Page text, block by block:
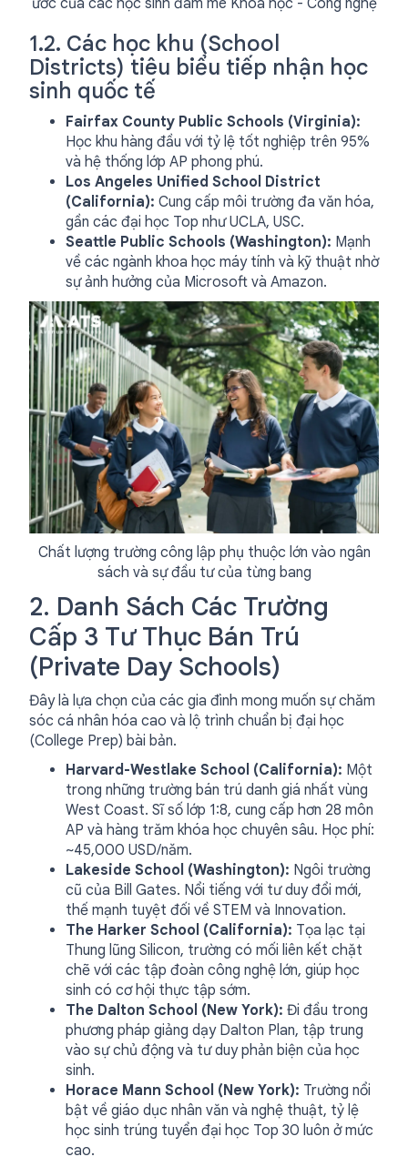
ước của các học sinh đam mê Khoa học - Công nghệ
1.2. Các học khu (School
Districts) tiêu biểu tiếp nhận học
sinh quốc tế
Fairfax County Public Schools (Virginia):
Học khu hàng đầu với tỷ lệ tốt nghiệp trên 95%
và hệ thống lớp AP phong phú.
Los Angeles Unified School District
(California): Cung cấp môi trường đa văn hóa,
gần các đại học Top như UCLA, USC.
Seattle Public Schools (Washington): Mạnh
về các ngành khoa học máy tính và kỹ thuật nhờ
sự ảnh hưởng của Microsoft và Amazon.
Chất lượng trường công lập phụ thuộc lớn vào ngân
sách và sự đầu tư của từng bang
2. Danh Sách Các Trường
Cấp 3 Tư Thục Bán Trú
(Private Day Schools)
Đây là lựa chọn của các gia đình mong muốn sự chăm
sóc cá nhân hóa cao và lộ trình chuẩn bị đại học
(College Prep) bài bản.
Harvard-Westlake School (California): Một
trong những trường bán trú danh giá nhất vùng
West Coast. Sĩ số lớp 1:8, cung cấp hơn 28 môn
AP và hàng trăm khóa học chuyên sâu. Học phí:
~45,000 USD/năm.
Lakeside School (Washington): Ngôi trường
cũ của Bill Gates. Nổi tiếng với tư duy đổi mới,
thế mạnh tuyệt đối về STEM và Innovation.
The Harker School (California): Tọa lạc tại
Thung lũng Silicon, trường có mối liên kết chặt
chẽ với các tập đoàn công nghệ lớn, giúp học
sinh có cơ hội thực tập sớm.
The Dalton School (New York): Đi đầu trong
phương pháp giảng dạy Dalton Plan, tập trung
vào sự chủ động và tư duy phản biện của học
sinh.
Horace Mann School (New York): Trường nổi
bật về giáo dục nhân văn và nghệ thuật, tỷ lệ
học sinh trúng tuyển đại học Top 30 luôn ở mức
cao.